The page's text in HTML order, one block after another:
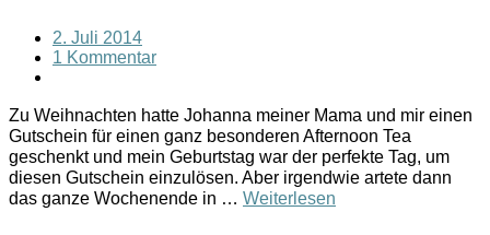
2. Juli 2014
1 Kommentar
Zu Weihnachten hatte Johanna meiner Mama und mir einen
Gutschein für einen ganz besonderen Afternoon Tea
geschenkt und mein Geburtstag war der perfekte Tag, um
diesen Gutschein einzulösen. Aber irgendwie artete dann
das ganze Wochenende in … Weiterlesen